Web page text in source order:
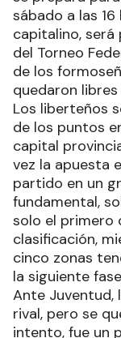
sábado a las
capitalino, será
del Torneo
de los
quedaron
Los liberteños
de los puntos
capital
vez la apuesta
partido en un
fundamental,
solo el primero
clasificación,
cinco zonas
la siguiente
Ante Juventud,
rival, pero se
intento, fue un